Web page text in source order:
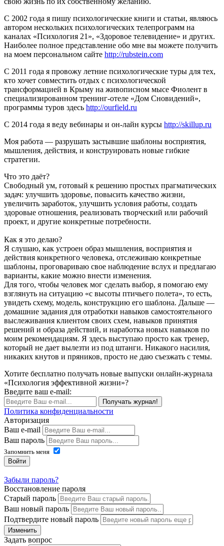
С 2002 года я пишу психологические книги и статьи, являюсь
автором нескольких психологических телепрограмм на
каналах «Психология 21», «Здоровое телевидение» и других.
Наиболее полное представление обо мне вы можете получить
на моем персональном сайте http://rubstein.com
C 2011 года я провожу летние психологические туры для тех,
кто хочет совместить отдых с психологической
трансформацией в Крыму на живописном мысе Фиолент в
специализированном тренинг-отеле «Дом Сновидений»,
программы туров здесь http://ourfield.ru
C 2014 года я веду вебинары и он-лайн курсы http://skillup.ru
Моя работа — разрушать застывшие шаблоны восприятия,
мышления, действия, и конструировать новые гибкие
стратегии.
Что это даёт?
Свободный ум, готовый к решению простых прагматических
задач: улучшить здоровье, повысить качество жизни,
увеличить заработок, улучшить условия работы, создать
здоровые отношения, реализовать творческий или рабочий
проект, и другие конкретные потребности.
Как я это делаю?
Я слушаю, как устроен образ мышления, восприятия и
действия конкретного человека, отслеживаю конкретные
шаблоны, проговариваю свое наблюдение вслух и предлагаю
варианты, какие можно внести изменения.
Для того, чтобы человек мог сделать выбор, я помогаю ему
взглянуть на ситуацию «с высоты птичьего полета», то есть,
увидеть схему, модель, конструкцию его шаблона. Дальше —
домашние задания для отработки навыков самостоятельного
выслеживания клиентом своих схем, навыков принятия
решений и образа действий, и наработка новых навыков по
моим рекомендациям. Я здесь выступаю просто как тренер,
который не дает вылезти из под штанги. Никакого насилия,
никаких кнутов и пряников, просто не даю съезжать с темы.
Хотите бесплатно получать новые выпуски онлайн-журнала
«Психология эффективной жизни»?
Введите ваш e-mail:
Получать журнал!
Политика конфиденциальности
Авторизация
Ваш e-mail
Ваш пароль
Запомнить меня
Войти
Забыли пароль?
Восстановление пароля
Старый пароль
Ваш новый пароль
Подтвердите новый пароль
Изменить
Задать вопрос